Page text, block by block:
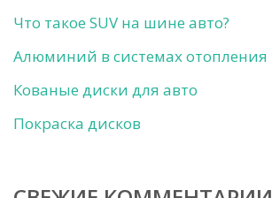
Что такое SUV на шине авто?
Алюминий в системах отопления
Кованые диски для авто
Покраска дисков